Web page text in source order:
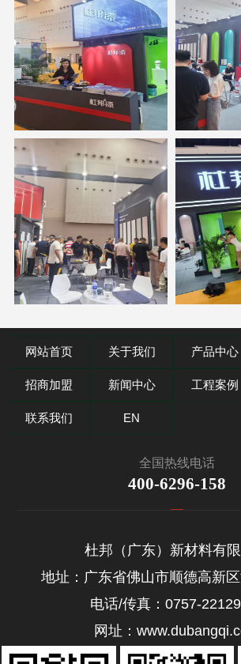
网站首页 关于我们 产品中心
招商加盟 新闻中心 工程案例
联系我们 EN
全国热线电话
400-6296-158
杜邦（广东）新材料有
地址：广东省佛山市顺德高新
电话/传真：0757-
网址：